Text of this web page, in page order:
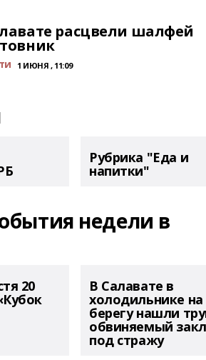
расцвели шалфей
1 ИЮНЯ , 11:09
Рубрика "Еда и
напитки"
недели в
20 В Салавате в
холодильнике на
берегу нашли
обвиняемый
под стражу